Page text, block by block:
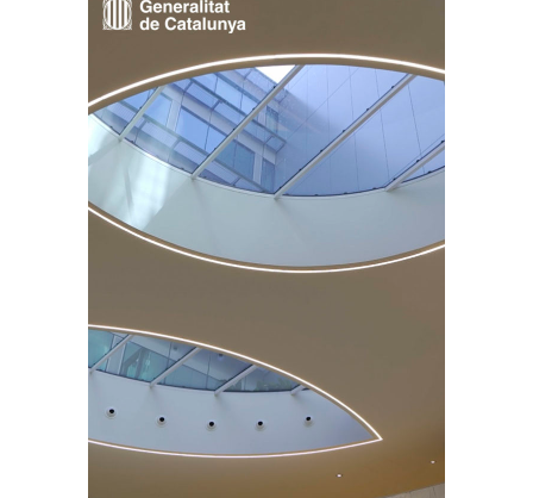
Generalitat de
Catalunya – Vídeo
notícies 2023